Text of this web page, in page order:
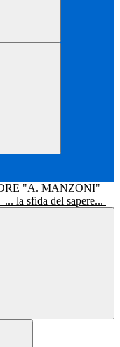
... la sfida del sapere...